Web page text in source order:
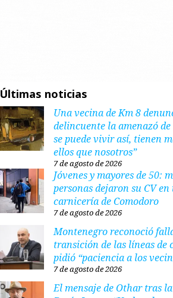
Últimas noticias
Una vecina de Km 8
delincuente la amenazó
se puede vivir así, tienen
ellos que nosotros”
7 de agosto de 2026
Jóvenes y mayores de 50:
personas dejaron su CV en
carnicería de Comodoro
7 de agosto de 2026
Montenegro reconoció
transición de las líneas de
pidió “paciencia a los
7 de agosto de 2026
El mensaje de Othar tras